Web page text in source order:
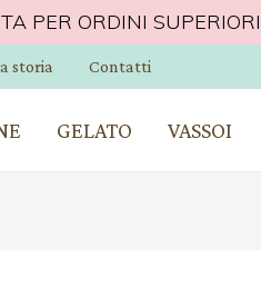
PER ORDINI
storia Contatti
GELATO VASSOI